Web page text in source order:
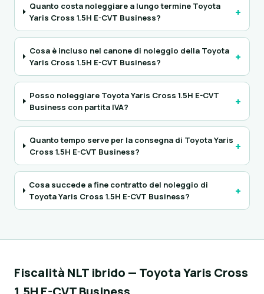
Quanto costa noleggiare a lungo termine Toyota
Yaris Cross 1.5H E-CVT Business?
+
Cosa è incluso nel canone di noleggio della Toyota
Yaris Cross 1.5H E-CVT Business?
+
Posso noleggiare Toyota Yaris Cross 1.5H E-CVT
Business con partita IVA?
+
Quanto tempo serve per la consegna di Toyota Yaris
Cross 1.5H E-CVT Business?
+
Cosa succede a fine contratto del noleggio di
Toyota Yaris Cross 1.5H E-CVT Business?
+
Fiscalità NLT ibrido — Toyota Yaris Cross